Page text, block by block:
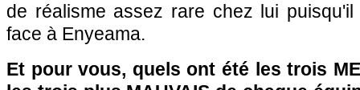
de réalisme assez rare chez lui
face à Enyeama.
Et pour vous, quels ont été les trois